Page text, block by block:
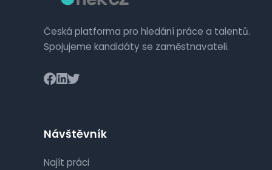
Česká platforma pro hledání práce a talentů.
Spojujeme kandidáty se zaměstnavateli.
Návštěvník
Najít práci